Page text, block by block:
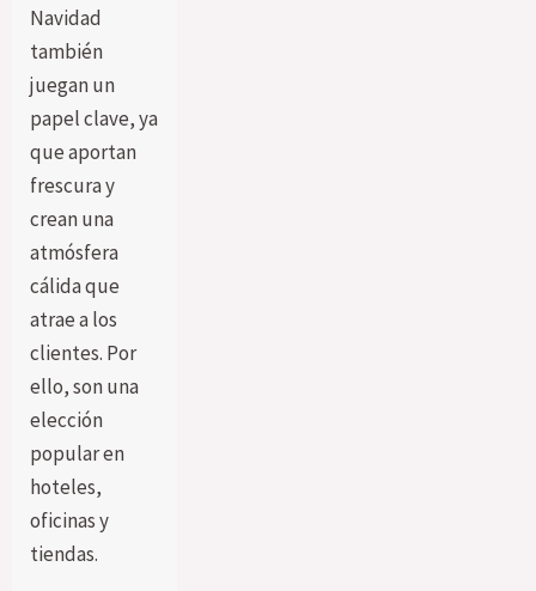
Navidad
también
juegan un
papel clave, ya
que aportan
frescura y
crean una
atmósfera
cálida que
atrae a los
clientes. Por
ello, son una
elección
popular en
hoteles,
oficinas y
tiendas.